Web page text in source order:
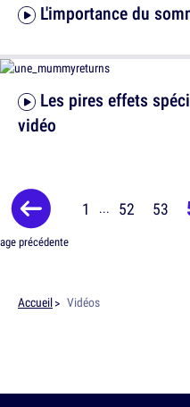
L'importance du
vidéo
précédente
1 ... 52 53
Accueil Vidéos